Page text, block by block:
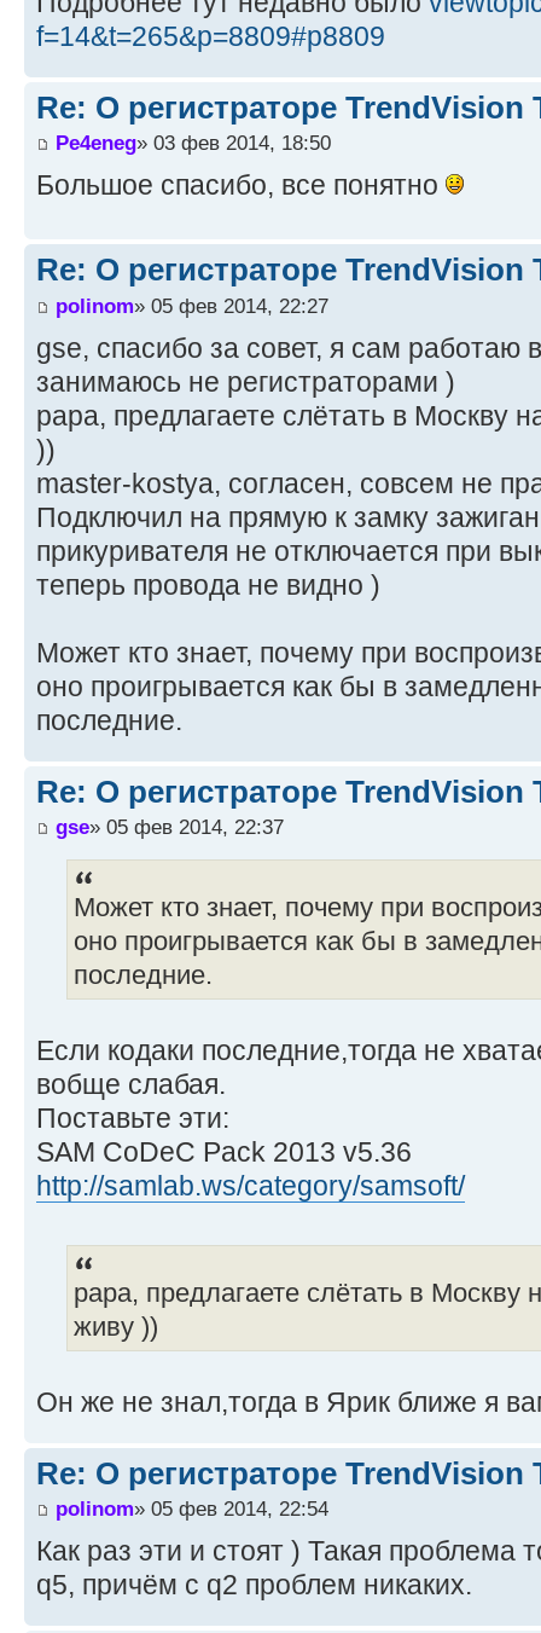
f=14&t=265&p=8809#p8809
Re: О регистраторе TrendVision
Pe4eneg» 03 фев 2014, 18:50
Большое спасибо, все понятно
Re: О регистраторе TrendVision
polinom» 05 фев 2014, 22:27
gse, спасибо за совет, я сам работаю
занимаюсь не регистраторами )
papa, предлагаете слётать в Москву
))
master-kostya, согласен, совсем не
Подключил на прямую к замку
прикуривателя не отключается при
теперь провода не видно )
Может кто знает, почему при
оно проигрывается как бы в
последние.
Re: О регистраторе TrendVision
gse» 05 фев 2014, 22:37
Может кто знает, почему при
оно проигрывается как бы в
последние.
Если кодаки последние,тогда не
вобще слабая.
Поставьте эти:
SAM CoDeC Pack 2013 v5.36
http://samlab.ws/category/samsoft/
papa, предлагаете слётать в Москву
живу ))
Он же не знал,тогда в Ярик ближе я
Re: О регистраторе TrendVision
polinom» 05 фев 2014, 22:54
Как раз эти и стоят ) Такая проблема
q5, причём с q2 проблем никаких.